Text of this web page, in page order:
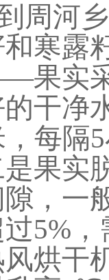
周河
寒露
果实
干净
每隔
是果
，一
过5%
烘干